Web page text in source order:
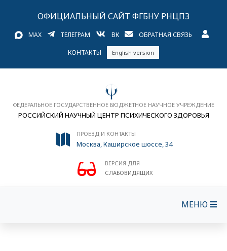
ОФИЦИАЛЬНЫЙ САЙТ ФГБНУ РНЦПЗ
MAX ТЕЛЕГРАМ ВК ОБРАТНАЯ СВЯЗЬ
КОНТАКТЫ English version
ФЕДЕРАЛЬНОЕ ГОСУДАРСТВЕННОЕ БЮДЖЕТНОЕ НАУЧНОЕ УЧРЕЖДЕНИЕ
РОССИЙСКИЙ НАУЧНЫЙ ЦЕНТР ПСИХИЧЕСКОГО ЗДОРОВЬЯ
ПРОЕЗД И КОНТАКТЫ
Москва, Каширское шоссе, 34
ВЕРСИЯ ДЛЯ
СЛАБОВИДЯЩИХ
МЕНЮ